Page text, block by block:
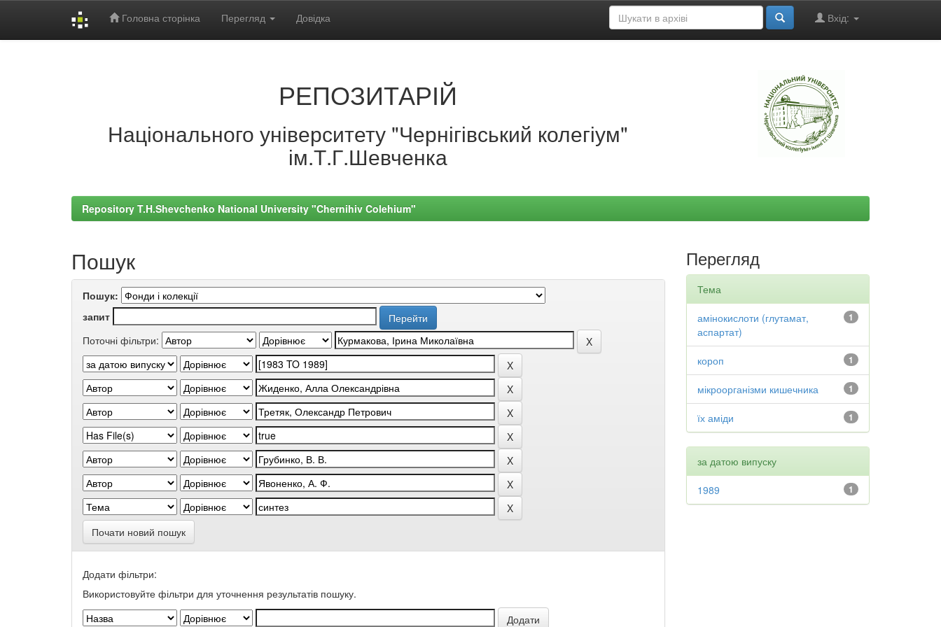
Головна сторінка Перегляд Довідка Вхід:
РЕПОЗИТАРІЙ
Національного університету "Чернігівський колегіум"
ім.Т.Г.Шевченка
Repository T.H.Shevchenko National University "Chernihiv Colehium"
Пошук
Пошук:
запит
Поточні фільтри:
Почати новий пошук
Додати фільтри:
Використовуйте фільтри для уточнення результатів пошуку.
Перегляд
Тема
1
амінокислоти (глутамат,
аспартат)
1
короп
1
мікроорганізми кишечника
1
їх аміди
за датою випуску
1
1989